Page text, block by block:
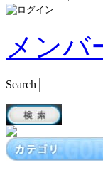
メンバ
Search